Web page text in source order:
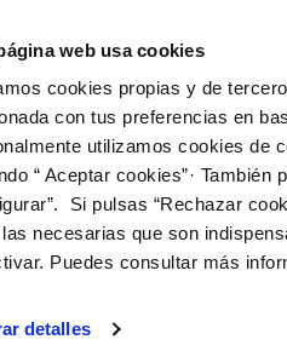
web usa cookies
cookies propias y de
con tus preferencias en
utilizamos cookies de
“ Aceptar cookies”·
Si pulsas “Rechazar
necesarias que son
Puedes consultar más
detalles
Gestiones
CONTRATOS
Cambio de
Alta de
ATENCIÓN AL
Cita previa
Comprobación de
URBANO
CALIDAD
NUESTROS
Con el medio
pagos y consumos